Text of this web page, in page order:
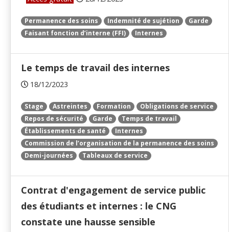
Permanence des soins Indemnité de sujétion
Garde
Faisant fonction d’interne (FFI)
Internes
Le temps de travail des internes
18/12/2023
Stage Astreintes Formation
Obligations de service
Repos de sécurité
Garde
Temps de travail
Établissements de santé
Internes
Commission de l’organisation de la permanence des soins
Demi-journées
Tableaux de service
Contrat d'engagement de service public
des étudiants et internes : le CNG
constate une hausse sensible